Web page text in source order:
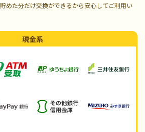
貯めた分だけ交換ができるから安心してご利用い
現金系